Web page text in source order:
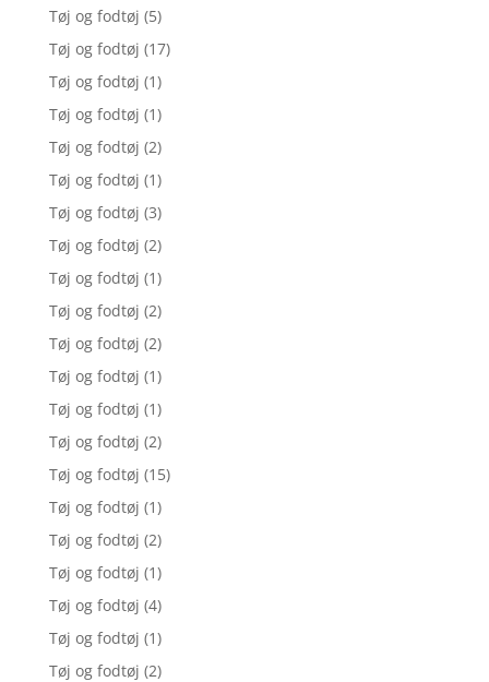
Tøj og fodtøj (5)
Tøj og fodtøj (17)
Tøj og fodtøj (1)
Tøj og fodtøj (1)
Tøj og fodtøj (2)
Tøj og fodtøj (1)
Tøj og fodtøj (3)
Tøj og fodtøj (2)
Tøj og fodtøj (1)
Tøj og fodtøj (2)
Tøj og fodtøj (2)
Tøj og fodtøj (1)
Tøj og fodtøj (1)
Tøj og fodtøj (2)
Tøj og fodtøj (15)
Tøj og fodtøj (1)
Tøj og fodtøj (2)
Tøj og fodtøj (1)
Tøj og fodtøj (4)
Tøj og fodtøj (1)
Tøj og fodtøj (2)